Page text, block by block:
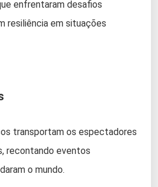
enfrentaram desafios
resiliência em situações
transportam os espectadores
recontando eventos
o mundo.